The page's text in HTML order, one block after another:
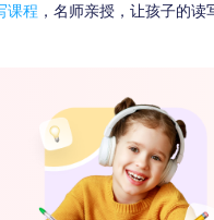
课程 ，名师亲授，让孩子的读